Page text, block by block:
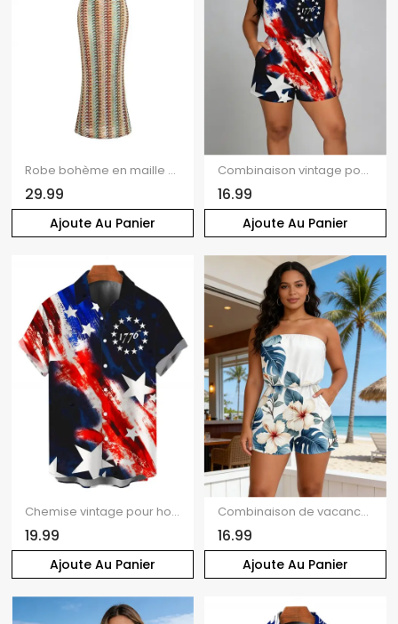
Ajoute Au Panier
Robe bohème en maille à imprimé ethnique colorblock et flèches, robe moulante à fines bretelles
29.99
Ajoute Au Panier
Combinaison vintage pour la fête de l'indépendance, imprimée avec des éléments du drapeau américain, poche et épaules dénudées, style patriotique
16.99
Ajoute Au Panier
Chemise vintage pour homme, motif drapeau américain, boutonnée, style patriotique, idéale pour la fête de l'Indépendance.
19.99
Ajoute Au Panier
Combinaison de vacances à imprimé floral hibiscus aquarelle, poche et épaules dénudées
16.99